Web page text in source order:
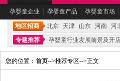
孕婴童企业 ┆ 孕婴童产品 ┆ 孕婴童市场 ┆
地区招商 北京 天津 山东 河南 河
专题推荐
孕婴童行业发展前景及开
您的位置： 首页-->推荐专区-->正文